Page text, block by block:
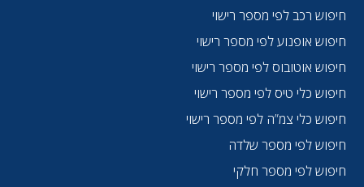
חיפוש רכב לפי מספר רישוי
חיפוש אופנוע לפי מספר רישוי
חיפוש אוטובוס לפי מספר רישוי
חיפוש כלי טיס לפי מספר רישוי
חיפוש כלי צמ”ה לפי מספר רישוי
חיפוש לפי מספר שלדה
חיפוש לפי מספר חלקי